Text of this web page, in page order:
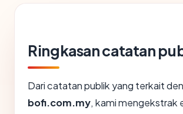
Ringkasan catatan
Dari catatan publik yang terkait
bofi.com.my, kami mengekstrak